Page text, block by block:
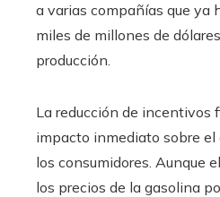
a varias compañías que ya
miles de millones de
producción.
La reducción de incentivos
impacto inmediato sobre
los consumidores. Aunque
los precios de la gasolina